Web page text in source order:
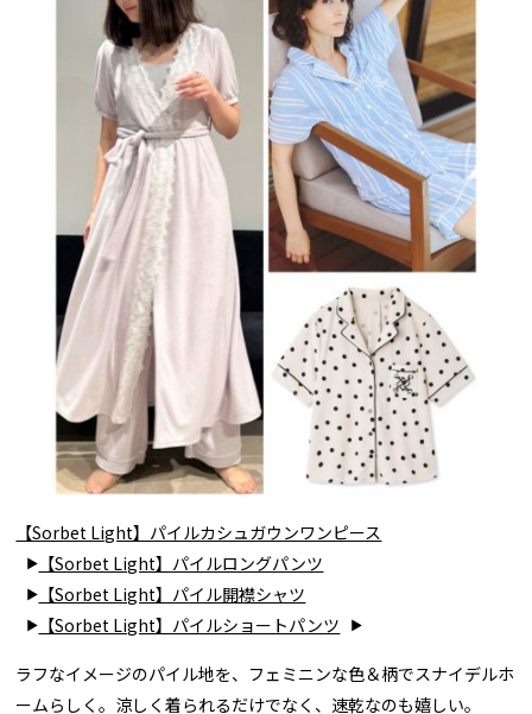
【Sorbet Light】パイルカシュガウンワンピース
【Sorbet Light】パイルロングパンツ
【Sorbet Light】パイル開襟シャツ
【Sorbet Light】パイルショートパンツ
ラフなイメージのパイル地を、フェミニンな色＆柄でスナイデルホ
ームらしく。涼しく着られるだけでなく、速乾なのも嬉しい。